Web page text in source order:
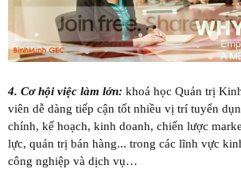
4. Cơ hội việc làm lớn: khoá học Quản trị
viên dễ dàng tiếp cận tốt nhiều vị trí tuyển
chính, kế hoạch, kinh doanh, chiến lược
lực, quản trị bán hàng... trong các lĩnh vực
công nghiệp và dịch vụ…